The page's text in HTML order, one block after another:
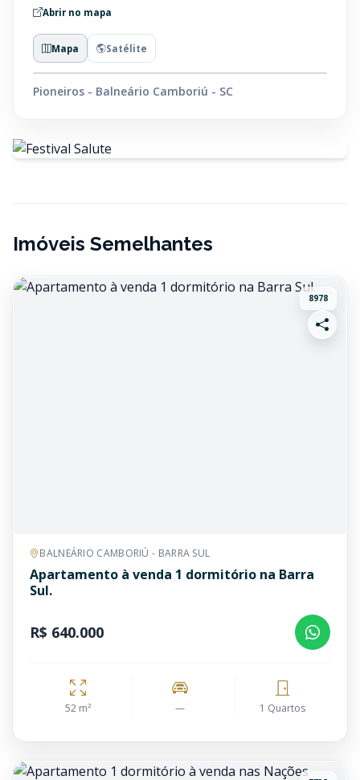
Abrir no mapa
Mapa Satélite
Pioneiros - Balneário Camboriú - SC
Imóveis Semelhantes
8978
BALNEÁRIO CAMBORIÚ - BARRA SUL
Apartamento à venda 1 dormitório na Barra
Sul.
R$ 640.000
52 m² — 1 Quartos